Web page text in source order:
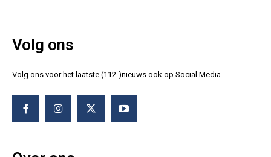
Volg ons
Volg ons voor het laatste (112-)nieuws ook op Social Media.